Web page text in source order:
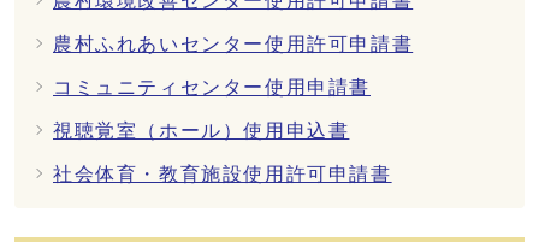
農村ふれあいセンター使用許可申請書
コミュニティセンター使用申請書
視聴覚室（ホール）使用申込書
社会体育・教育施設使用許可申請書